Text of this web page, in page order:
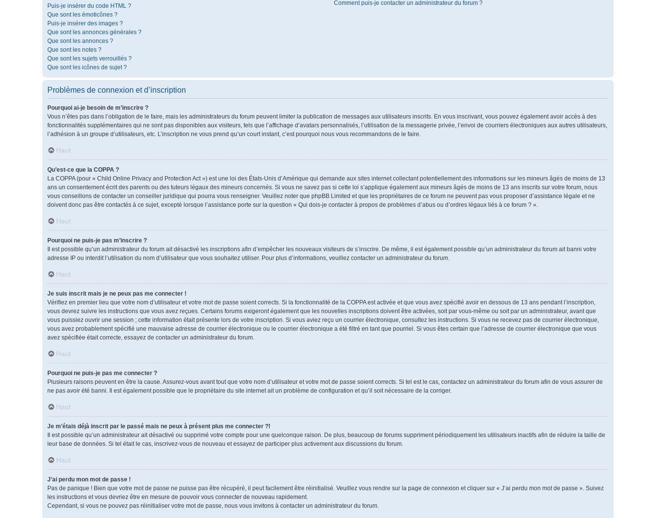
Puis-je insérer du code HTML ?
Que sont les émoticônes ?
Puis-je insérer des images ?
Que sont les annonces générales ?
Que sont les annonces ?
Que sont les notes ?
Que sont les sujets verrouillés ?
Que sont les icônes de sujet ?
Comment puis-je contacter un administrateur du forum ?
Problèmes de connexion et d’inscription
Pourquoi ai-je besoin de m’inscrire ?
Vous n’êtes pas dans l’obligation de le faire, mais les administrateurs du forum peuvent limiter la publication de messages aux utilisateurs inscrits. En vous inscrivant, vous pouvez également avoir accès à des
fonctionnalités supplémentaires qui ne sont pas disponibles aux visiteurs, tels que l’affichage d’avatars personnalisés, l’utilisation de la messagerie privée, l’envoi de courriers électroniques aux autres utilisateurs,
l’adhésion à un groupe d’utilisateurs, etc. L’inscription ne vous prend qu’un court instant, c’est pourquoi nous vous recommandons de le faire.
Haut
Qu’est-ce que la COPPA ?
La COPPA (pour « Child Online Privacy and Protection Act ») est une loi des États-Unis d’Amérique qui demande aux sites internet collectant potentiellement des informations sur les mineurs âgés de moins de 13
ans un consentement écrit des parents ou des tuteurs légaux des mineurs concernés. Si vous ne savez pas si cette loi s’applique également aux mineurs âgés de moins de 13 ans inscrits sur votre forum, nous
vous conseillons de contacter un conseiller juridique qui pourra vous renseigner. Veuillez noter que phpBB Limited et que les propriétaires de ce forum ne peuvent pas vous proposer d’assistance légale et ne
doivent donc pas être contactés à ce sujet, excepté lorsque l’assistance porte sur la question « Qui dois-je contacter à propos de problèmes d’abus ou d’ordres légaux liés à ce forum ? ».
Haut
Pourquoi ne puis-je pas m’inscrire ?
Il est possible qu’un administrateur du forum ait désactivé les inscriptions afin d’empêcher les nouveaux visiteurs de s’inscrire. De même, il est également possible qu’un administrateur du forum ait banni votre
adresse IP ou interdit l’utilisation du nom d’utilisateur que vous souhaitez utiliser. Pour plus d’informations, veuillez contacter un administrateur du forum.
Haut
Je suis inscrit mais je ne peux pas me connecter !
Vérifiez en premier lieu que votre nom d’utilisateur et votre mot de passe soient corrects. Si la fonctionnalité de la COPPA est activée et que vous avez spécifié avoir en dessous de 13 ans pendant l’inscription,
vous devrez suivre les instructions que vous avez reçues. Certains forums exigeront également que les nouvelles inscriptions doivent être activées, soit par vous-même ou soit par un administrateur, avant que
vous puissiez ouvrir une session ; cette information était présente lors de votre inscription. Si vous aviez reçu un courrier électronique, consultez les instructions. Si vous ne recevez pas de courrier électronique,
vous avez probablement spécifié une mauvaise adresse de courrier électronique ou le courrier électronique a été filtré en tant que pourriel. Si vous êtes certain que l’adresse de courrier électronique que vous
avez spécifiée était correcte, essayez de contacter un administrateur du forum.
Haut
Pourquoi ne puis-je pas me connecter ?
Plusieurs raisons peuvent en être la cause. Assurez-vous avant tout que votre nom d’utilisateur et votre mot de passe soient corrects. Si tel est le cas, contactez un administrateur du forum afin de vous assurer de
ne pas avoir été banni. Il est également possible que le propriétaire du site internet ait un problème de configuration et qu’il soit nécessaire de la corriger.
Haut
Je m’étais déjà inscrit par le passé mais ne peux à présent plus me connecter ?!
Il est possible qu’un administrateur ait désactivé ou supprimé votre compte pour une quelconque raison. De plus, beaucoup de forums suppriment périodiquement les utilisateurs inactifs afin de réduire la taille de
leur base de données. Si tel était le cas, inscrivez-vous de nouveau et essayez de participer plus activement aux discussions du forum.
Haut
J’ai perdu mon mot de passe !
Pas de panique ! Bien que votre mot de passe ne puisse pas être récupéré, il peut facilement être réinitialisé. Veuillez vous rendre sur la page de connexion et cliquer sur « J’ai perdu mon mot de passe ». Suivez
les instructions et vous devriez être en mesure de pouvoir vous connecter de nouveau rapidement.
Cependant, si vous ne pouvez pas réinitialiser votre mot de passe, nous vous invitons à contacter un administrateur du forum.